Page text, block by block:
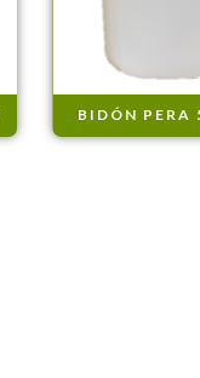
BIDÓN PERA